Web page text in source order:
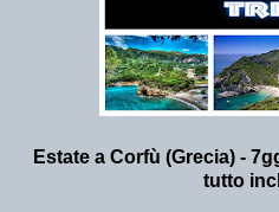
Estate a Corfù (Grecia) -
tutto